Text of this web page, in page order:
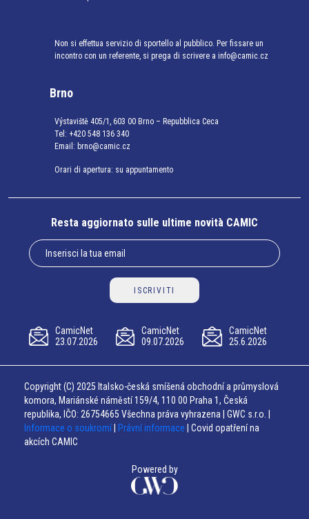
Non si effettua servizio di sportello al pubblico. Per fissare un
incontro con un referente, si prega di scrivere a info@camic.cz
Brno
Výstaviště 405/1, 603 00 Brno – Repubblica Ceca
Tel: +420 548 136 340
Email: brno@camic.cz
Orari di apertura: su appuntamento
Resta aggiornato sulle ultime novità CAMIC
ISCRIVITI
CamicNet
23.07.2026
CamicNet
09.07.2026
CamicNet
25.6.2026
Copyright (C) 2025 Italsko-česká smíšená obchodní a průmyslová
komora, Mariánské náměstí 159/4, 110 00 Praha 1, Česká
republika, IČO: 26754665 Všechna práva vyhrazena | GWC s.r.o. |
Informace o soukromí
Právní informace | Covid opatření na
akcích CAMIC
Powered by